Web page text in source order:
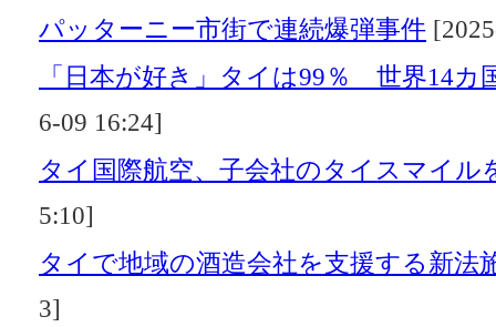
パッターニー市街で連続爆弾事件
「日本が好き」タイは99％ 世界14カ
6-09 16:24]
タイ国際航空、子会社のタイスマイル
5:10]
タイで地域の酒造会社を支援する新法
3]